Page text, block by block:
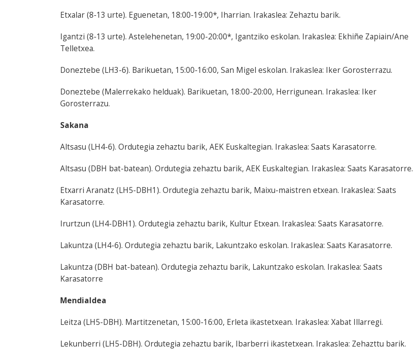
Etxalar (8-13 urte). Eguenetan, 18:00-19:00*, Iharrian. Irakaslea: Zehaztu barik.
Igantzi (8-13 urte). Astelehenetan, 19:00-20:00*, Igantziko eskolan. Irakaslea: Ekhiñe Zapiain/Ane
Telletxea.
Doneztebe (LH3-6). Barikuetan, 15:00-16:00, San Migel eskolan. Irakaslea: Iker Gorosterrazu.
Doneztebe (Malerrekako helduak). Barikuetan, 18:00-20:00, Herrigunean. Irakaslea: Iker
Gorosterrazu.
Sakana
Altsasu (LH4-6). Ordutegia zehaztu barik, AEK Euskaltegian. Irakaslea: Saats Karasatorre.
Altsasu (DBH bat-batean). Ordutegia zehaztu barik, AEK Euskaltegian. Irakaslea: Saats Karasatorre.
Etxarri Aranatz (LH5-DBH1). Ordutegia zehaztu barik, Maixu-maistren etxean. Irakaslea: Saats
Karasatorre.
Irurtzun (LH4-DBH1). Ordutegia zehaztu barik, Kultur Etxean. Irakaslea: Saats Karasatorre.
Lakuntza (LH4-6). Ordutegia zehaztu barik, Lakuntzako eskolan. Irakaslea: Saats Karasatorre.
Lakuntza (DBH bat-batean). Ordutegia zehaztu barik, Lakuntzako eskolan. Irakaslea: Saats
Karasatorre
Mendialdea
Leitza (LH5-DBH). Martitzenetan, 15:00-16:00, Erleta ikastetxean. Irakaslea: Xabat Illarregi.
Lekunberri (LH5-DBH). Ordutegia zehaztu barik, Ibarberri ikastetxean. Irakaslea: Zehazttu barik.